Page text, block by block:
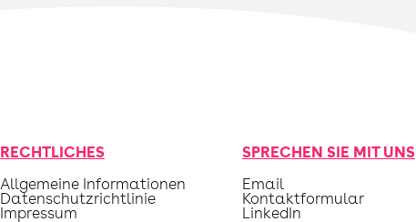
RECHTLICHES
Allgemeine Informationen
Datenschutzrichtlinie
Impressum
SPRECHEN SIE MIT UNS
Email
Kontaktformular
LinkedIn